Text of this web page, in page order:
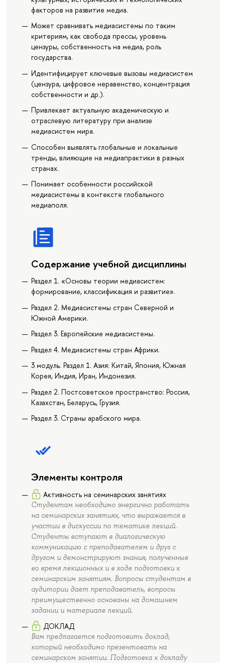
факторов на развитие медиа.
Может сравнивать медиасистемы по таким
критериям, как свобода прессы, уровень
цензуры, собственность на медиа, роль
государства.
Идентифицирует ключевые вызовы медиасистем
(цензура, цифровое неравенство, концентрация
собственности и др.).
Привлекает актуальную академическую и
отраслевую литературу при анализе
медиасистем мира.
Способен выявлять глобальные и локальные
тренды, влияющие на медиапрактики в разных
странах.
Понимает особенности российской
медиасистемы в контексте глобального
медиаполя.
Содержание учебной дисциплины
Раздел 1. «Основы теории медиасистем:
формирование, классификация и развитие».
Раздел 2. Медиасистемы стран Северной и
Южной Америки.
Раздел 3. Европейские медиасистемы.
Раздел 4. Медиасистемы стран Африки.
3 модуль. Раздел 1. Азия: Китай, Япония, Южная
Корея, Индия, Иран, Индонезия.
Раздел 2. Постсоветское пространство: Россия,
Казахстан, Беларусь, Грузия.
Раздел 3. Страны арабского мира.
Элементы контроля
Активность на семинарских занятиях
Студентам необходимо энергично работать
на семинарских занятиях, что выражается в
участии в дискуссии по тематике лекций.
Студенты вступают в диалогическую
коммуникацию с преподавателем и друг с
другом и демонстрируют знания, полученные
во время лекционных и в ходе подготовки к
семинарским занятиям. Вопросы студентам в
аудитории дает преподаватель, вопросы
преимущественно основаны на домашнем
задании и материале лекций.
ДОКЛАД
Вам предлагается подготовить доклад,
который необходимо презентовать на
семинарском занятии. Подготовка к докладу